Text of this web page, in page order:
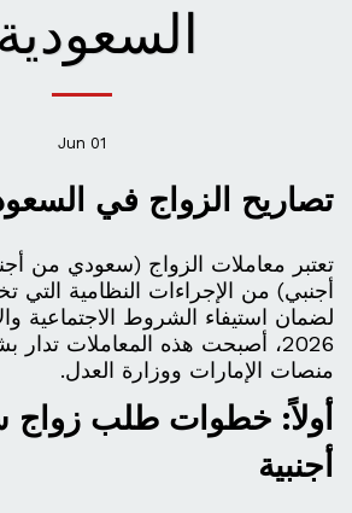
01
Jun
تصاريح الزواج في
تعتبر معاملات الزواج (سعودي من
أجنبي) من الإجراءات النظامية التي
لضمان استيفاء الشروط الاجتماعية
2026، أصبحت هذه المعاملات
منصات الإمارات ووزارة العدل.
أولاً: خطوات طلب
أجنبية